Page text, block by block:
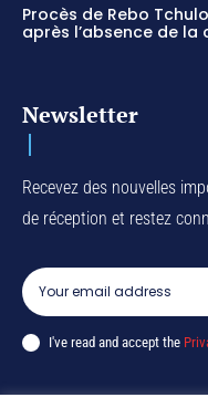
Procès de Rebo
après l’absence de la
Newsletter
Recevez des nouvelles
de réception et restez
I've read and accept the